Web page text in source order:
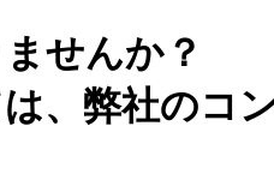
せんか？
、弊社のコ